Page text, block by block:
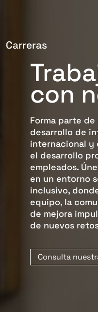
Carreras
con
Forma parte
desarrollo de
internacional y
el desarrollo
empleados.
en un entorno
inclusivo,
equipo, la
de mejora
de nuevos
Consulta